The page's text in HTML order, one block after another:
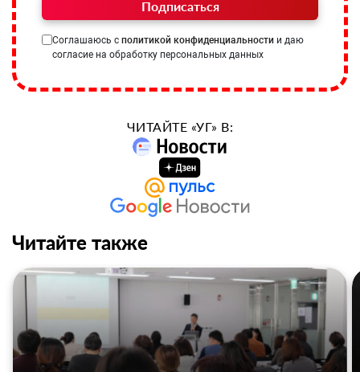
Подписаться
Соглашаюсь с политикой конфиденциальности и даю
согласие на обработку персональных данных
ЧИТАЙТЕ «УГ» В:
Читайте также